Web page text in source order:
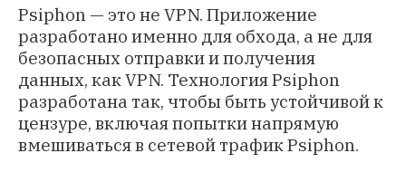
Psiphon — это не VPN. Приложение
разработано именно для обхода, а не для
безопасных отправки и получения
данных, как VPN. Технология Psiphon
разработана так, чтобы быть устойчивой к
цензуре, включая попытки напрямую
вмешиваться в сетевой трафик Psiphon.